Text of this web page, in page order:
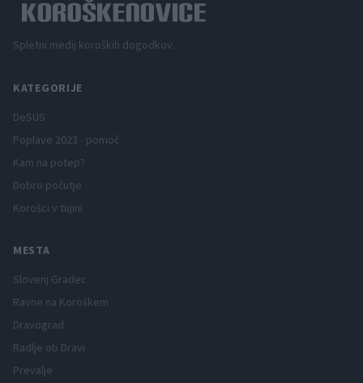
Spletni medij koroških dogodkov.
KATEGORIJE
DeSUS
Poplave 2023 - pomoč
Kam na potep?
Dobro počutje
Korošci v tujini
MESTA
Slovenj Gradec
Ravne na Koroškem
Dravograd
Radlje ob Dravi
Prevalje